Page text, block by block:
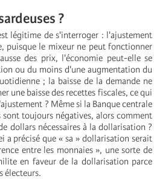
?
légitime de s'interroger : l'ajustement
puisque le mixeur ne peut fonctionner
des prix, l'économie peut-elle se
ou du moins d'une augmentation du
; la baisse de la demande ne
une baisse des recettes fiscales, ce qui
? Même si la Banque centrale
sont toujours négatives, alors comment
dollars nécessaires à la dollarisation ?
a précisé que « sa » dollarisation serait
entre les monnaies », une sorte de
en faveur de la dollarisation parce
électeurs.